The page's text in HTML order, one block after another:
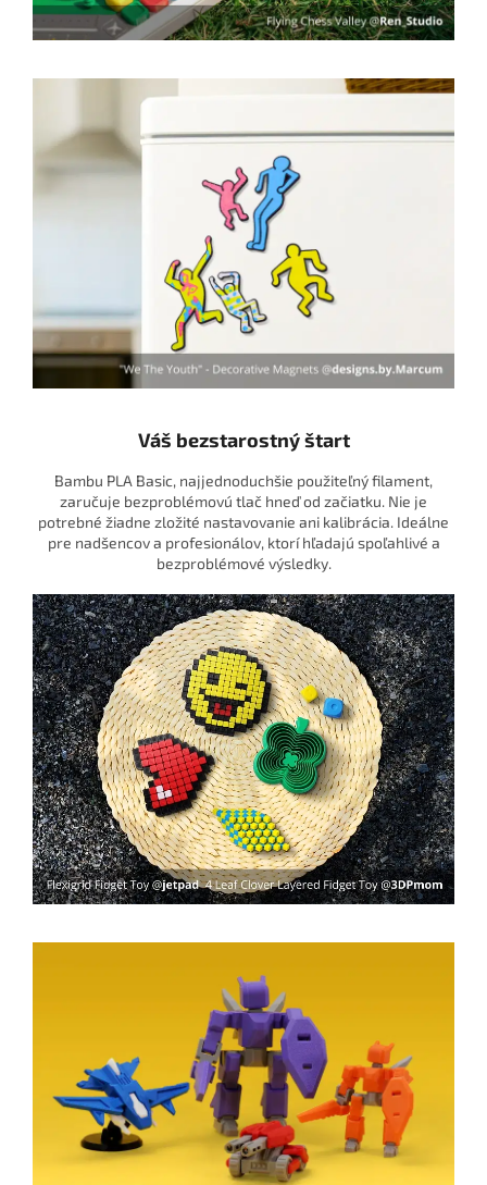
Váš bezstarostný štart
Bambu PLA Basic, najjednoduchšie použiteľný filament,
zaručuje bezproblémovú tlač hneď od začiatku. Nie je
potrebné žiadne zložité nastavovanie ani kalibrácia. Ideálne
pre nadšencov a profesionálov, ktorí hľadajú spoľahlivé a
bezproblémové výsledky.